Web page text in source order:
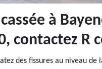
à
contactez R
des fissures au niveau de